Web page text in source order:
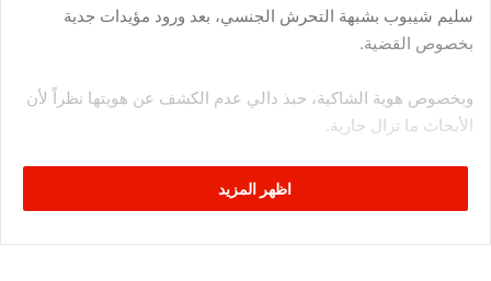
سليم شيبوب بشبهة التحرش الجنسي، بعد ورود مؤيدات جدية
بخصوص القضية.
وبخصوص هوية الشاكية، حبذ دالي عدم الكشف عن هويتها نظراً لأن
الأبحاث ما تزال جارية.
وقامت الإعلامية عربية حمادي بنشر تدوينة على صفحتها الرسمية
على فايسبوك، وأكدت أنها وزوجها المحامي الطيب بالصادق هما من
اظهر المزيد